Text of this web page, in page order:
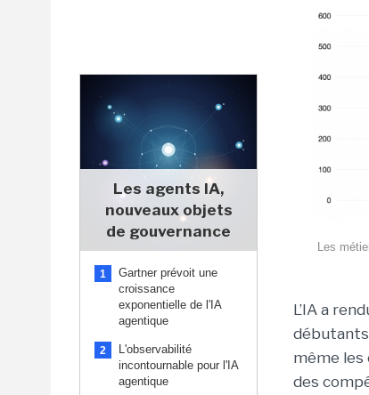
Les agents IA,
nouveaux objets
de gouvernance
1
Gartner prévoit une
croissance
exponentielle de l'IA
agentique
2
L'observabilité
incontournable pour l'IA
agentique
Les
L’IA a
même les
des